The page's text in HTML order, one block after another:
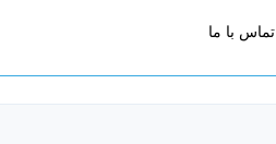
تماس با ما